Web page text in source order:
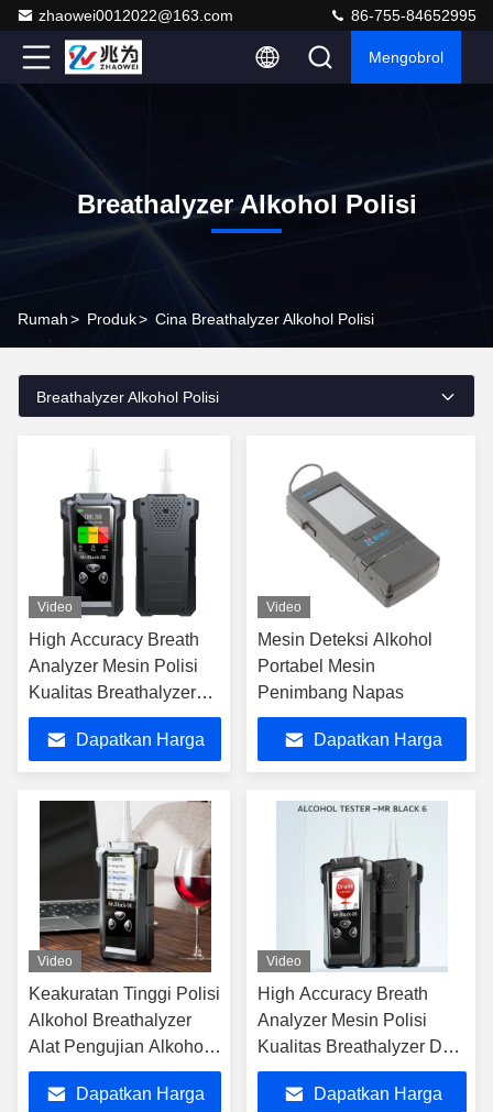
zhaowei0012022@163.com 86-755-84652995
Mengobrol
Breathalyzer Alkohol Polisi
Rumah> Produk> Cina Breathalyzer Alkohol Polisi
Breathalyzer Alkohol Polisi
Video
High Accuracy Breath
Analyzer Mesin Polisi
Kualitas Breathalyzer
Dua Mode Deteksi
Dapatkan Harga
Video
Mesin Deteksi Alkohol
Portabel Mesin
Penimbang Napas
Dapatkan Harga
Video
Keakuratan Tinggi Polisi
Alkohol Breathalyzer
Alat Pengujian Alkohol
Dengan Penyimpanan
Data
Dapatkan Harga
Video
High Accuracy Breath
Analyzer Mesin Polisi
Kualitas Breathalyzer Dua
Mode Deteksi
Dapatkan Harga